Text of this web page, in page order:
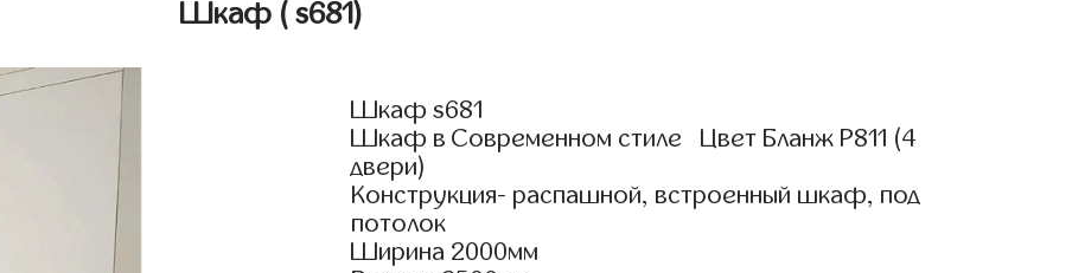
Шкаф ( s681)
Шкаф s681
Шкаф в Современном стиле Цвет Бланж Р811 (4
двери)
Конструкция- распашной, встроенный шкаф, под
потолок
Ширина 2000мм